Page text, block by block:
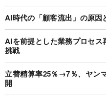
AI時代の「顧客流出」の原因
AIを前提とした業務プロセ
挑戦
立替精算率25％→7％、ヤン
開